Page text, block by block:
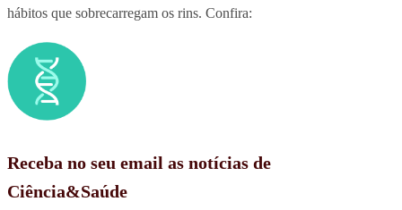
hábitos que sobrecarregam os rins. Confira:
Receba no seu email as notícias de
Ciência&Saúde